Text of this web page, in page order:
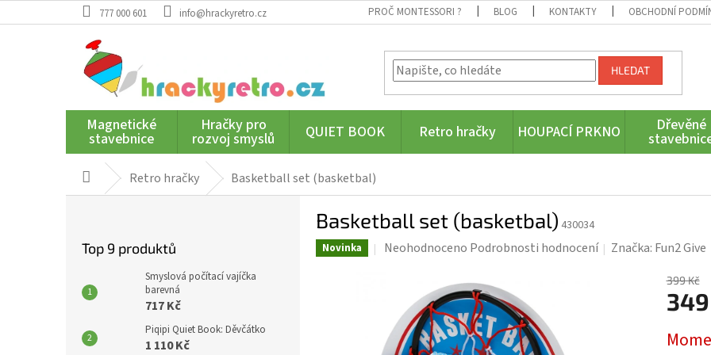
na
777 000 601 info@hrackyretro.cz PROČ MONTESSORI ? BLOG KONTAKTY OBCHODNÍ
HLEDAT
Magnetické
stavebnice
Hračky pro
rozvoj smyslů QUIET BOOK Retro hračky HOUPACÍ PRKNO Dřevěné
Domů Retro hračky Basketball set (basketbal)
Top 9 produktů
Smyslová počítací vajíčka
barevná
717 Kč
Piqipi Quiet Book: Děvčátko
1 110 Kč
Basketball set (basketbal) 430034
Novinka
Průměrné
0,0
z
Neohodnoceno Podrobnosti hodnocení Značka: Fun2 Give
399 Kč
cena: